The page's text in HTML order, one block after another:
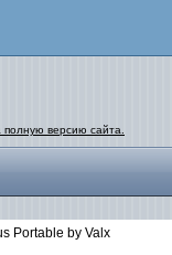
версию сайта.